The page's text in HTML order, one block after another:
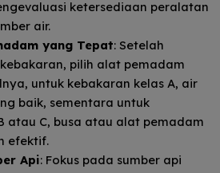
ketersediaan peralatan
air.
yang Tepat: Setelah
pilih alat pemadam
untuk kebakaran kelas A, air
baik, sementara untuk
atau C, busa atau alat pemadam
efektif.
Api: Fokus pada sumber api